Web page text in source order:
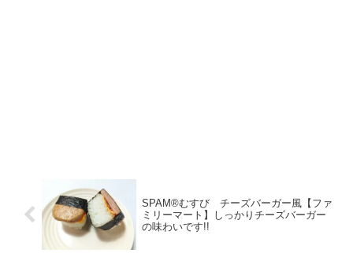
SPAM®むすび チーズバーガー風【ファ
ミリーマート】しっかりチーズバーガー
の味わいです!!